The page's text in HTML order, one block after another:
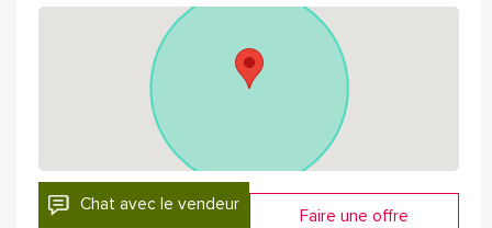
Chat avec le vendeur
Faire une offre